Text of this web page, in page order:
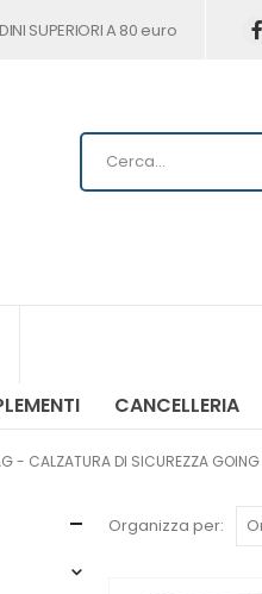
SUPERIORI A 80 euro
CANCELLERIA
- CALZATURA DI SICUREZZA
Organizza per: